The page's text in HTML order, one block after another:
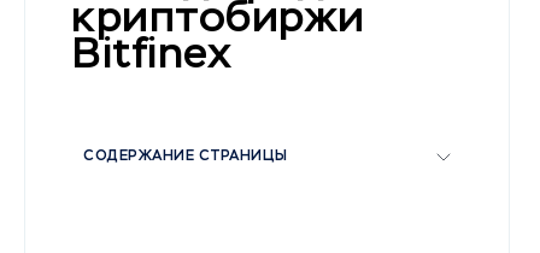
криптобиржи
Bitfinex
СОДЕРЖАНИЕ СТРАНИЦЫ